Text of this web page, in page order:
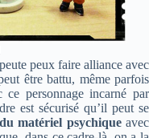
peux faire alliance avec
être battu, même parfois
personnage incarné par
est sécurisé qu’il peut se
matériel psychiqueavec